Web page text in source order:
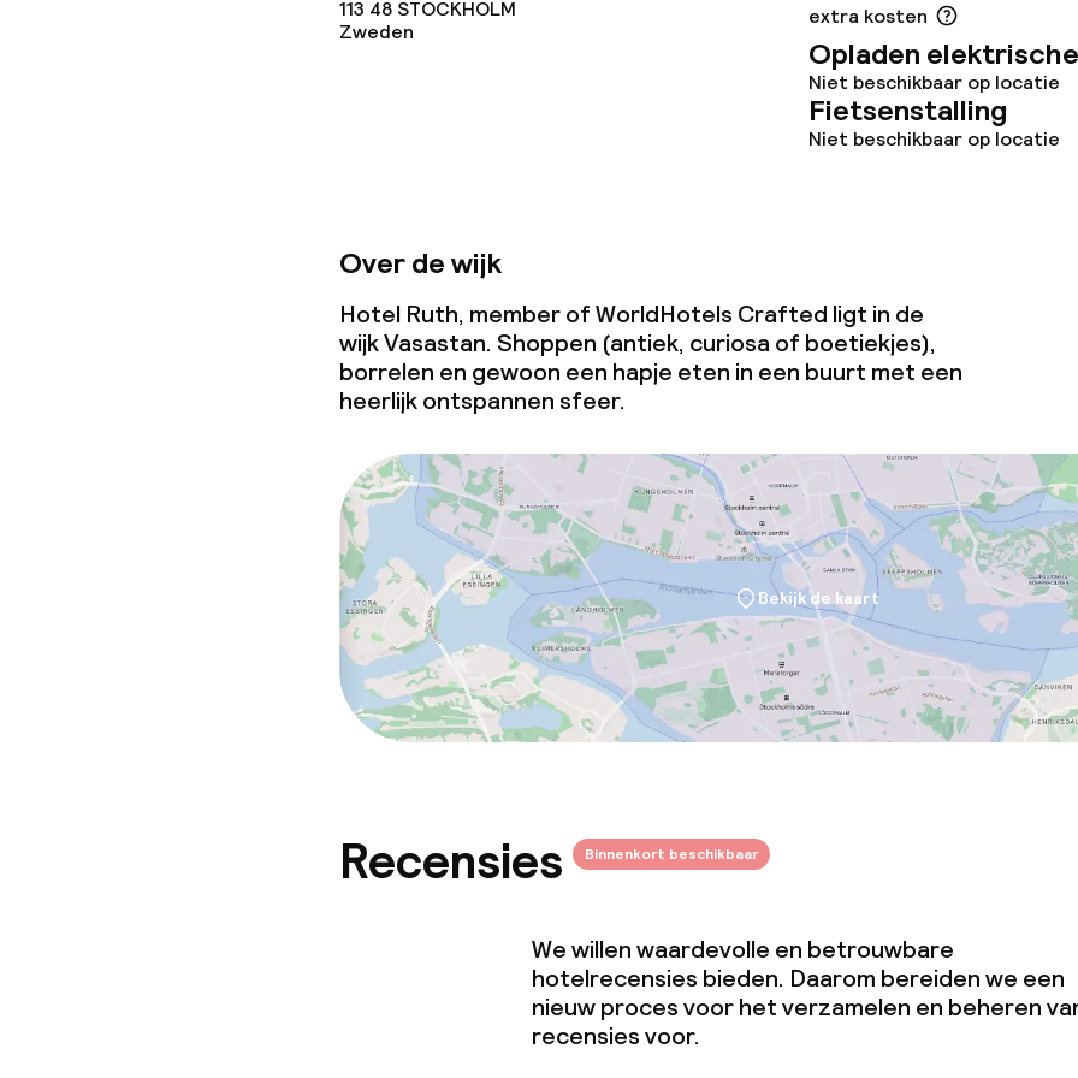
113 48 STOCKHOLM
Zweden
extra kosten
Opladen
Niet beschikbaar op locatie
Fietsenstalling
Niet beschikbaar op locatie
Over de wijk
Hotel Ruth, member of WorldHotels Crafted ligt in de
wijk Vasastan. Shoppen (antiek, curiosa of boetiekjes),
borrelen en gewoon een hapje eten in een buurt met een
heerlijk ontspannen sfeer.
Bekijk de kaart
Recensies Binnenkort beschikbaar
We willen waardevolle en betrouwbare
hotelrecensies bieden. Daarom bereiden we een
nieuw proces voor het verzamelen en beheren
recensies voor.